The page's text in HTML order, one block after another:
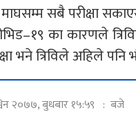
माघसम्म सबै परीक्षा
का कारणले
भने त्रिविले अहिले
२०७७, बुधबार १५:५९ : बजे